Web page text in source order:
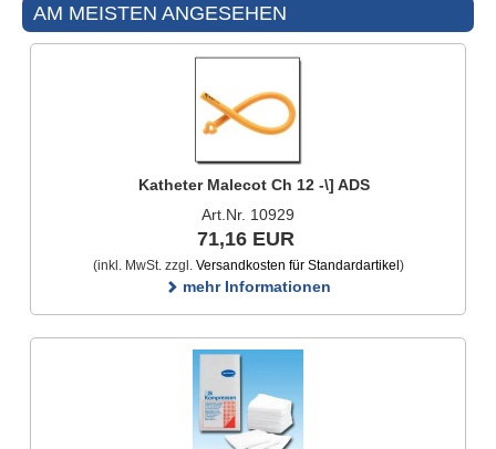
AM MEISTEN ANGESEHEN
Katheter Malecot Ch 12 -\] ADS
Art.Nr. 10929
71,16 EUR
(inkl. MwSt. zzgl. Versandkosten für Standardartikel)
mehr Informationen